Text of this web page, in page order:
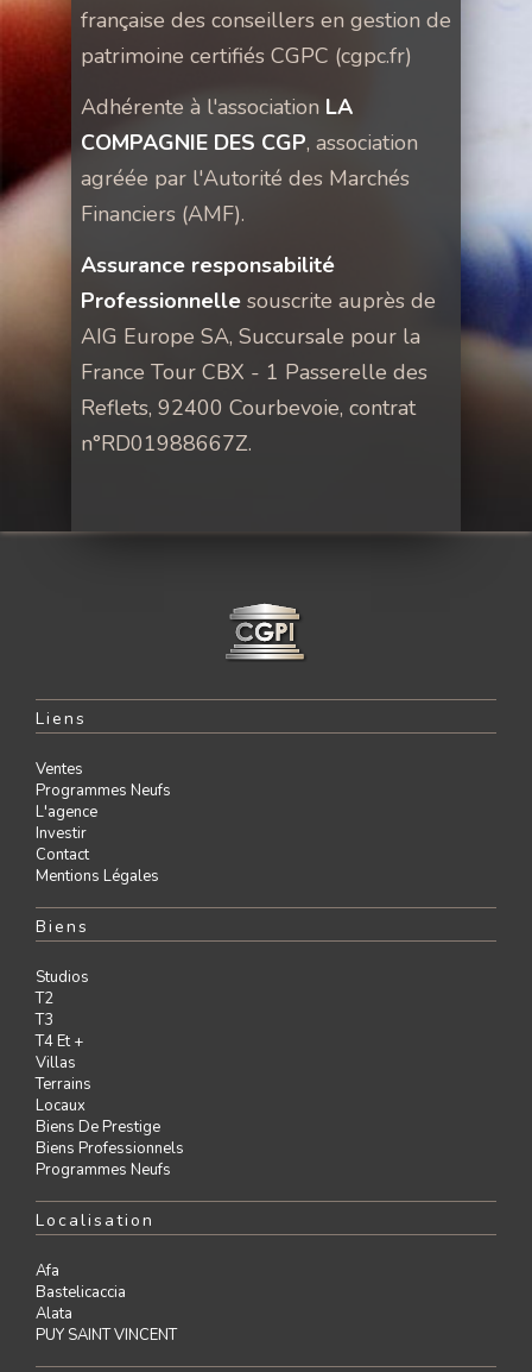
française des conseillers en gestion de
patrimoine certifiés CGPC (cgpc.fr)
Adhérente à l'association LA
COMPAGNIE DES CGP, association
agréée par l'Autorité des Marchés
Financiers (AMF).
Assurance responsabilité
Professionnelle souscrite auprès de
AIG Europe SA, Succursale pour la
France Tour CBX - 1 Passerelle des
Reflets, 92400 Courbevoie, contrat
n°RD01988667Z.
Liens
Ventes
Programmes Neufs
L'agence
Investir
Contact
Mentions Légales
Biens
Studios
T2
T3
T4 Et +
Villas
Terrains
Locaux
Biens De Prestige
Biens Professionnels
Programmes Neufs
Localisation
Afa
Bastelicaccia
Alata
PUY SAINT VINCENT